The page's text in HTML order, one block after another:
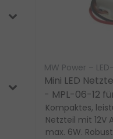
MW Power –
Mini LED
- MPL-06-12
Kompaktes,
Netzteil mit 12V
max. 6W.